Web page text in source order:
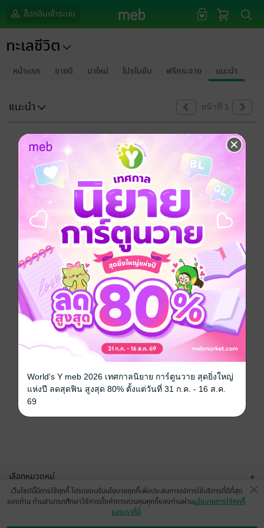
ล็อกอินเข้าระบบ
ทะเลชีวิต
หน้าแรก ขายดี มาใหม่ โปรโมชัน ฟรีกระจาย แนะนำ
แนะนำ หน้าที่ 1
ขออภัยด้วยนะคะ
ไม่พบข้อมูลในหัวข้อที่คุณกำลังชมค่ะ
เลือกหมวดหมู่ +
บริการช่วยเหลือ
เว็บไซต์นี้มีการใช้คุกกี้ โปรดยอมรับนโยบายคุกกี้เพื่อประสบการณ์การใช้บริการที่ดีที่สุด
ของท่าน ท่านสามารถศึกษาวิธีการตั้งค่าการควบคุมคุกกี้ของท่านผ่านนโยบายการใช้คุกกี้
ของเราที่นี่
World's Y meb 2026 เทศกาลนิยาย การ์ตูนวาย สุดยิ่งใหญ่
แห่งปี ลดสุดฟิน สูงสุด 80% ตั้งแต่วันที่ 31 ก.ค. - 16 ส.ค.
69